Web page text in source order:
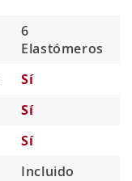
6
Elastómeros
Sí
Sí
Sí
Incluido